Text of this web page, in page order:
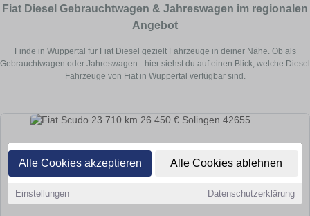
Alle Cookies akzeptieren Alle Cookies ablehnen
Einstellungen Datenschutzerklärung
Fiat Diesel Gebrauchtwagen & Jahreswagen im regionalen
Angebot
Finde in Wuppertal für Fiat Diesel gezielt Fahrzeuge in deiner Nähe. Ob als
Gebrauchtwagen oder Jahreswagen - hier siehst du auf einen Blick, welche Diesel
Fahrzeuge von Fiat in Wuppertal verfügbar sind.